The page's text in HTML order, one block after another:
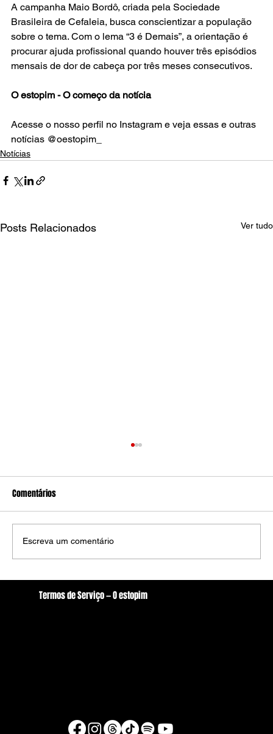
A campanha Maio Bordô, criada pela Sociedade
Brasileira de Cefaleia, busca conscientizar a população
sobre o tema. Com o lema “3 é Demais”, a orientação é
procurar ajuda profissional quando houver três episódios
mensais de dor de cabeça por três meses consecutivos.
O estopim - O começo da notícia
Acesse o nosso perfil no Instagram e veja essas e outras
notícias @oestopim_
Notícias
Posts Relacionados Ver tudo
Ministro Dias Tóffoli mantem composição da
Câmara de Arcoverde com 10 vereadores
Comentários
Escreva um comentário
Termos de Serviço — O estopim